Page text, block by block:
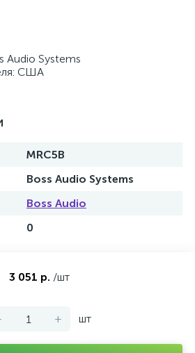
Audio Systems
США
MRC5B
Boss Audio Systems
Boss Audio
0
3 051 р. /шт
+ шт